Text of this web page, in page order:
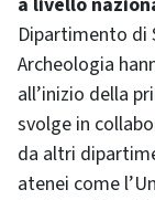
Dipartimento di
Archeologia
all’inizio della
svolge in
da altri
atenei come